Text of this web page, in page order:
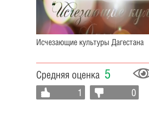
Исчезающие культуры Дагестана
Средняя оценка 5
1 0